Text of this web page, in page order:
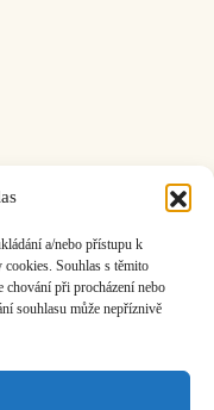
a/nebo přístupu k
Souhlas s těmito
chování při procházení nebo
souhlasu může nepříznivě
informační středisko
|
Atelier Dokument